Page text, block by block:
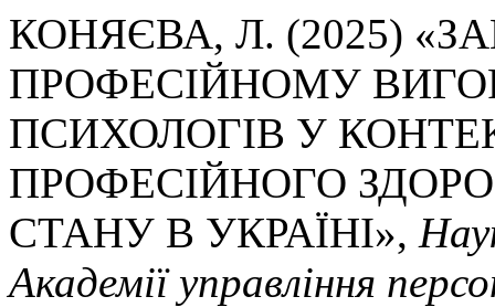
КОНЯЄВА, Л. (2025)
ПРОФЕСІЙНОМУ
ПСИХОЛОГІВ У
ПРОФЕСІЙНОГО
СТАНУ В УКРАЇНІ»,
Академії управління